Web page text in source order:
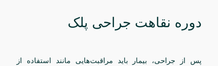
دوره نقاهت جراحی پلک
پس از جراحی، بیمار باید مراقبت‌هایی مانند استفاده از